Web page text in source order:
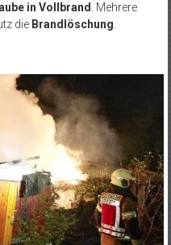
in Vollbrand. Mehrere
die Brandlöschung.